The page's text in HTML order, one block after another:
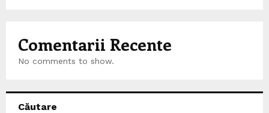
Comentarii Recente
No comments to show.
Căutare